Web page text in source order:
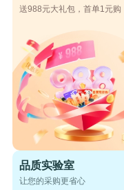
送988元大礼包，首单1元购
品质实验室
让您的采购更省心